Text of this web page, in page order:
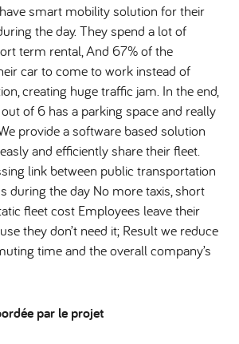
smart mobility solution for their
the day. They spend a lot of
term rental, And 67% of the
car to come to work instead of
creating huge traffic jam. In the end,
of 6 has a parking space and really
provide a software based solution
and efficiently share their fleet.
link between public transportation
during the day No more taxis, short
fleet cost Employees leave their
they don’t need it; Result we reduce
time and the overall company’s
par le projet